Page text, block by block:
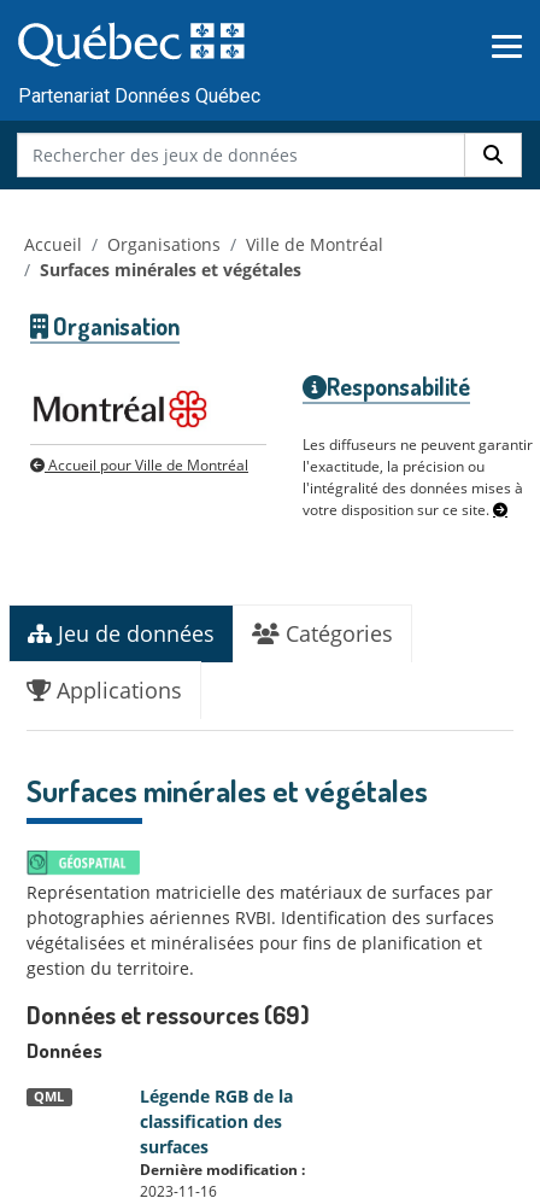
au
contenu
Partenariat Données Québec
Accueil Organisations
Ville de Montréal
Surfaces minérales et végétales
Organisation
Accueil pour Ville de Montréal
Responsabilité
Les diffuseurs ne peuvent garantir
l'exactitude, la précision ou
l'intégralité des données mises à
votre disposition sur ce site.
Jeu de données
Catégories
Applications
Surfaces minérales et végétales
Représentation matricielle des matériaux de surfaces par
photographies aériennes RVBI. Identification des surfaces
végétalisées et minéralisées pour fins de planification et
gestion du territoire.
Données et ressources (69)
Données
Légende RGB de la
classification des
surfaces
QML
Dernière modification :
2023-11-16